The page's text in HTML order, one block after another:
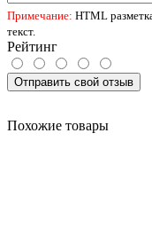
Примечание: HTML
текст.
Рейтинг
Отправить свой отзыв
Похожие товары